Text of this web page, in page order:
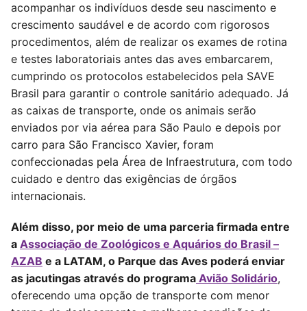
acompanhar os indivíduos desde seu nascimento e
crescimento saudável e de acordo com rigorosos
procedimentos, além de realizar os exames de rotina
e testes laboratoriais antes das aves embarcarem,
cumprindo os protocolos estabelecidos pela SAVE
Brasil para garantir o controle sanitário adequado. Já
as caixas de transporte, onde os animais serão
enviados por via aérea para São Paulo e depois por
carro para São Francisco Xavier, foram
confeccionadas pela Área de Infraestrutura, com todo
cuidado e dentro das exigências de órgãos
internacionais.
Além disso, por meio de uma parceria firmada entre
a Associação de Zoológicos e Aquários do Brasil –
AZAB e a LATAM, o Parque das Aves poderá enviar
as jacutingas através do programa Avião Solidário,
oferecendo uma opção de transporte com menor